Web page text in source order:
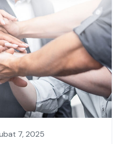
7, 2025